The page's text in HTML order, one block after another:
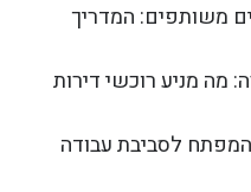
משותפים: המדריך
מה מניע רוכשי דירות
המפתח לסביבת עבודה